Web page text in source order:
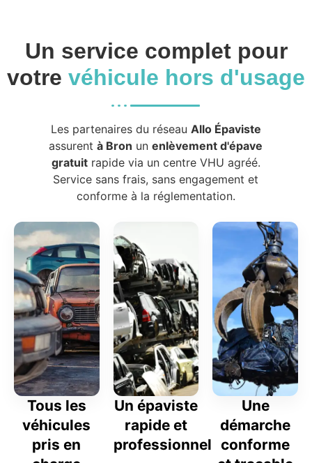
Un service complet pour
votre véhicule hors d'usage
Les partenaires du réseau Allo Épaviste
assurentà Bron unenlèvement d'épave
gratuitrapide via un centre VHU agréé.
Service sans frais, sans engagement et
conforme à la réglementation.
Tous les
véhicules
pris en
Un épaviste
rapide et
professionnel
Une
démarche
conforme